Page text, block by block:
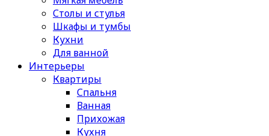
Столы и стулья
Шкафы и тумбы
Кухни
Для ванной
Интерьеры
Квартиры
Спальня
Ванная
Прихожая
Кухня